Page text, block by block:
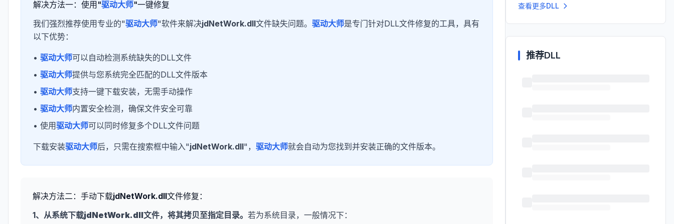
解决方法一：使用"驱动大师"一键修复
我们强烈推荐使用专业的"驱动大师"软件来解决jdNetWork.dll文件缺失问题。 驱动大师是专门针对DLL文件修复的工具，具有
以下优势：
• 驱动大师可以自动检测系统缺失的DLL文件
• 驱动大师提供与您系统完全匹配的DLL文件版本
• 驱动大师支持一键下载安装，无需手动操作
• 驱动大师内置安全检测，确保文件安全可靠
• 使用驱动大师可以同时修复多个DLL文件问题
下载安装驱动大师后，只需在搜索框中输入"jdNetWork.dll"， 驱动大师就会自动为您找到并安装正确的文件版本。
解决方法二：手动下载jdNetWork.dll文件修复：
1、从系统下载jdNetWork.dll文件，将其拷贝至指定目录。 若为系统目录，一般情况下：
查看更多DLL
推荐DLL